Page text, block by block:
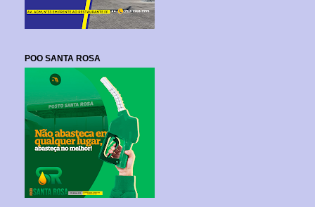
POO SANTA ROSA